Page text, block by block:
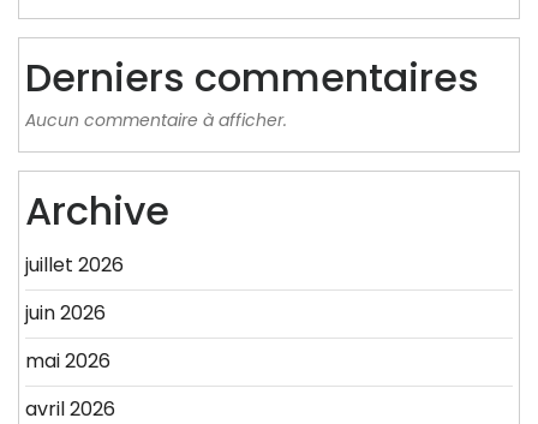
Derniers commentaires
Aucun commentaire à afficher.
Archive
juillet 2026
juin 2026
mai 2026
avril 2026